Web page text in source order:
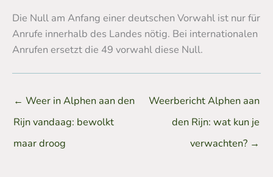
Die Null am Anfang einer deutschen Vorwahl ist nur für
Anrufe innerhalb des Landes nötig. Bei internationalen
Anrufen ersetzt die 49 vorwahl diese Null.
← Weer in Alphen aan den
Rijn vandaag: bewolkt
maar droog
Weerbericht Alphen aan
den Rijn: wat kun je
verwachten? →